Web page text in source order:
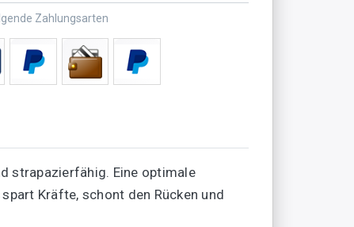
Zahlungsarten
strapazierfähig. Eine optimale
Kräfte, schont den Rücken und